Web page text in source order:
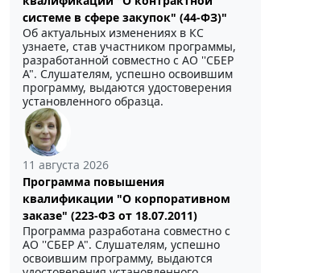
системе в сфере закупок" (44-ФЗ)"
Об актуальных изменениях в КС
узнаете, став участником программы,
разработанной совместно с АО ''СБЕР
А". Слушателям, успешно освоившим
программу, выдаются удостоверения
установленного образца.
11 августа 2026
Программа повышения
квалификации "О корпоративном
заказе" (223-ФЗ от 18.07.2011)
Программа разработана совместно с
АО ''СБЕР А". Слушателям, успешно
освоившим программу, выдаются